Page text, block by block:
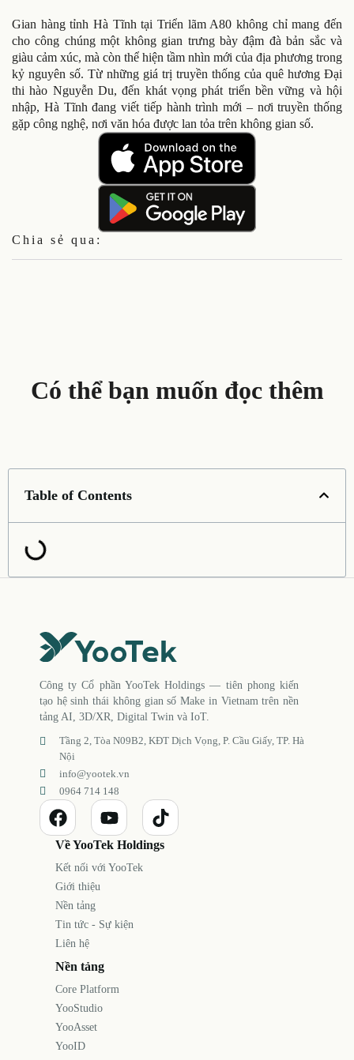
Gian hàng tỉnh Hà Tĩnh tại Triển lãm A80 không chỉ mang đến
cho công chúng một không gian trưng bày đậm đà bản sắc và
giàu cảm xúc, mà còn thể hiện tầm nhìn mới của địa phương trong
kỷ nguyên số. Từ những giá trị truyền thống của quê hương Đại
thi hào Nguyễn Du, đến khát vọng phát triển bền vững và hội
nhập, Hà Tĩnh đang viết tiếp hành trình mới – nơi truyền thống
gặp công nghệ, nơi văn hóa được lan tỏa trên không gian số.
Chia sẻ qua:
Có thể bạn muốn đọc thêm
Table of Contents
Công ty Cổ phần YooTek Holdings — tiên phong kiến
tạo hệ sinh thái không gian số Make in Vietnam trên nền
tảng AI, 3D/XR, Digital Twin và IoT.
Tầng 2, Tòa N09B2, KĐT Dịch Vọng, P. Cầu Giấy, TP. Hà
Nội
info@yootek.vn
0964 714 148
Về YooTek Holdings
Kết nối với YooTek
Giới thiệu
Nền tảng
Tin tức - Sự kiện
Liên hệ
Nền tảng
Core Platform
YooStudio
YooAsset
YooID